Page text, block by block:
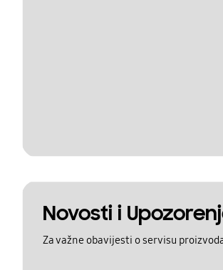
Novosti i
Za važne obavijesti o servisu